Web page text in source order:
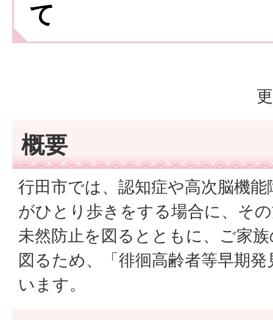
て
概要
行田市では、認知症や高次脳機
がひとり歩きをする場合に、そ
未然防止を図るとともに、ご家
図るため、「徘徊高齢者等早期
います。